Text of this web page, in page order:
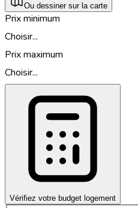
Ou dessiner sur la carte
Prix minimum
Choisir...
Prix maximum
Choisir...
Vérifiez votre budget logement